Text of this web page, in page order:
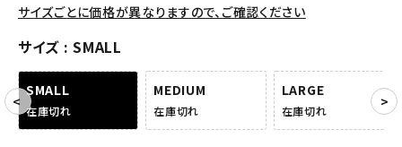
COLLABORATION BRAND
SEASON
CONTENTS
サイズごとに価格が異なりますので、ご確認ください
サイズ SMALL
SMALL
在庫切れ
MEDIUM
在庫切れ
LARGE
在庫切れ